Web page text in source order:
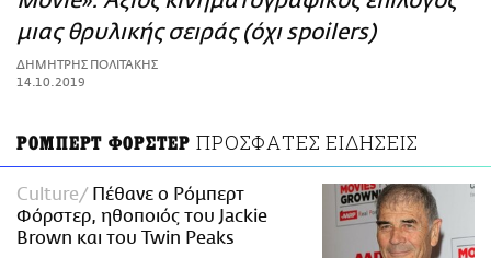
ΑΜΠΑ
PRINT
μιας θρυλικής σειράς (όχι spoilers)
ΔΗΜΗΤΡΗΣ ΠΟΛΙΤΑΚΗΣ
14.10.2019
ΡΟΜΠΕΡΤ ΦΟΡΣΤΕΡ ΠΡΟΣΦΑΤΕΣ ΕΙΔΗΣΕΙΣ
Culture
Πέθανε ο Ρόμπερτ
Φόρστερ, ηθοποιός του Jackie
Brown και του Twin Peaks